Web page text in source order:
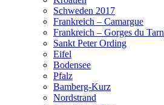
Schweden 2017
Frankreich – Camargue
Frankreich – Gorges du Tarn
Sankt Peter Ording
Eifel
Bodensee
Pfalz
Bamberg-Kurz
Nordstrand